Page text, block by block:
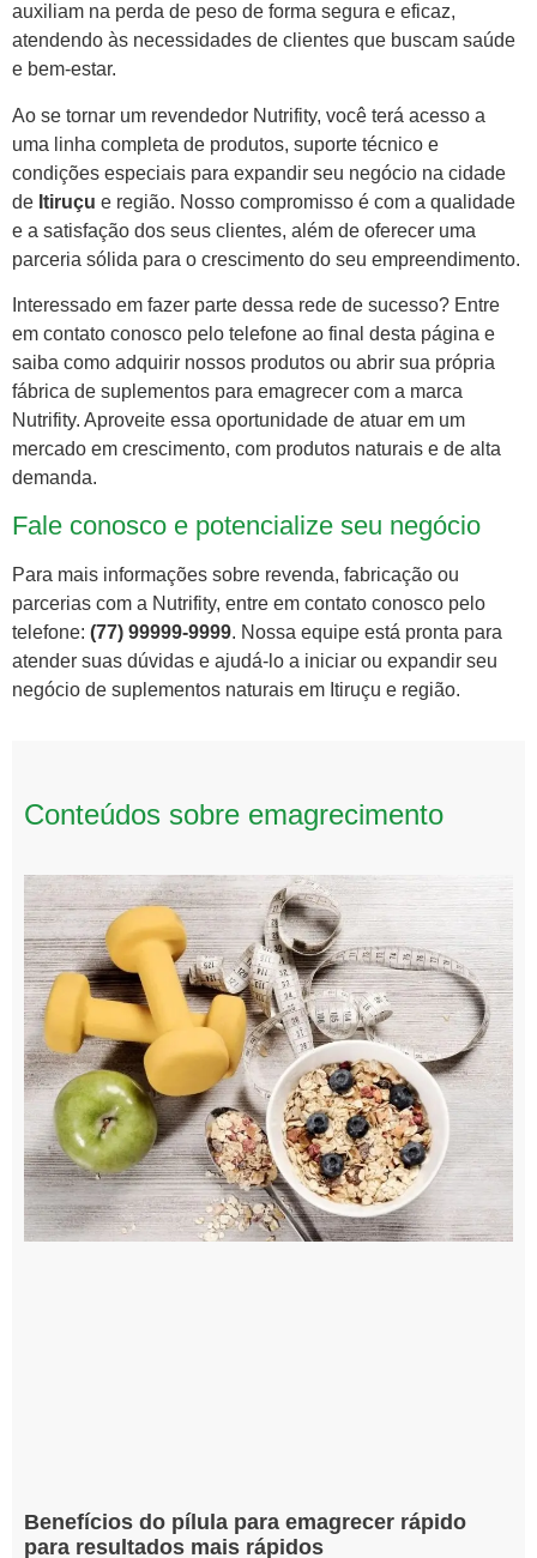
auxiliam na perda de peso de forma segura e eficaz,
atendendo às necessidades de clientes que buscam saúde
e bem-estar.
Ao se tornar um revendedor Nutrifity, você terá acesso a
uma linha completa de produtos, suporte técnico e
condições especiais para expandir seu negócio na cidade
de Itiruçu e região. Nosso compromisso é com a qualidade
e a satisfação dos seus clientes, além de oferecer uma
parceria sólida para o crescimento do seu empreendimento.
Interessado em fazer parte dessa rede de sucesso? Entre
em contato conosco pelo telefone ao final desta página e
saiba como adquirir nossos produtos ou abrir sua própria
fábrica de suplementos para emagrecer com a marca
Nutrifity. Aproveite essa oportunidade de atuar em um
mercado em crescimento, com produtos naturais e de alta
demanda.
Fale conosco e potencialize seu negócio
Para mais informações sobre revenda, fabricação ou
parcerias com a Nutrifity, entre em contato conosco pelo
telefone: (77) 99999-9999. Nossa equipe está pronta para
atender suas dúvidas e ajudá-lo a iniciar ou expandir seu
negócio de suplementos naturais em Itiruçu e região.
Conteúdos sobre emagrecimento
Benefícios do pílula para emagrecer rápido
para resultados mais rápidos